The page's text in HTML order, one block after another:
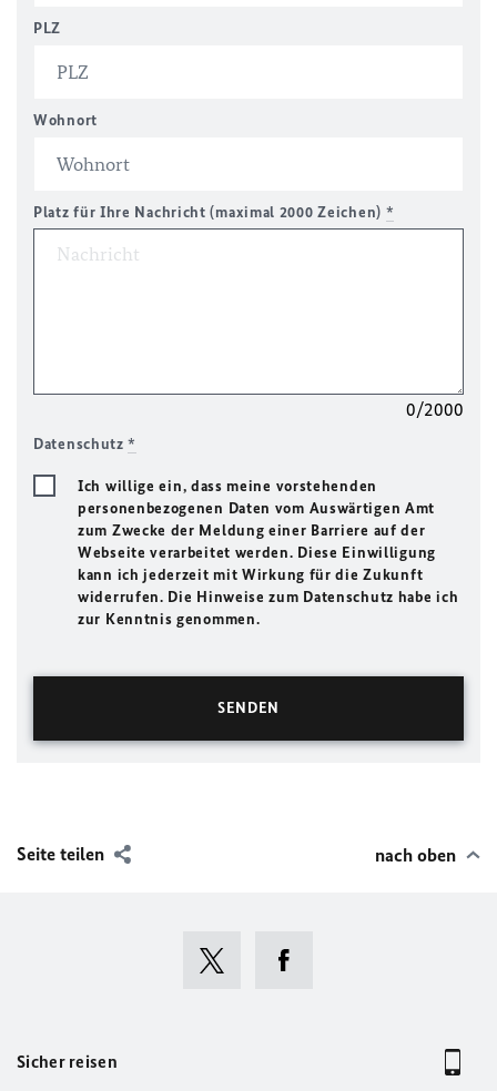
PLZ
Wohnort
Platz für Ihre Nachricht (maximal 2000 Zeichen) *
0/2000
Datenschutz*
Ich willige ein, dass meine vorstehenden
personenbezogenen Daten vom Auswärtigen Amt
zum Zwecke der Meldung einer Barriere auf der
Webseite verarbeitet werden. Diese Einwilligung
kann ich jederzeit mit Wirkung für die Zukunft
widerrufen. Die Hinweise zum Datenschutz habe ich
zur Kenntnis genommen.
Seite teilen nach oben
Sicher reisen